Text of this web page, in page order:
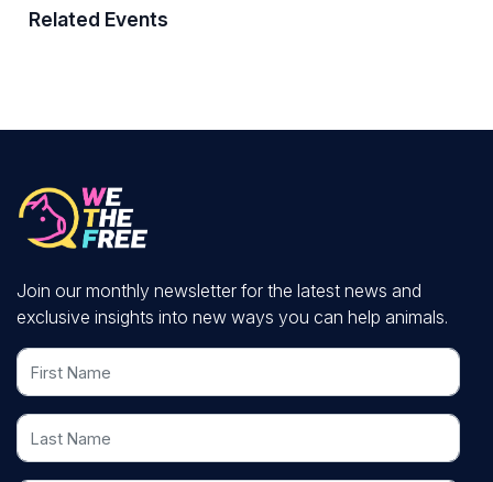
Related Events
Join our monthly newsletter for the latest news and
exclusive insights into new ways you can help animals.
First Name
Last Name